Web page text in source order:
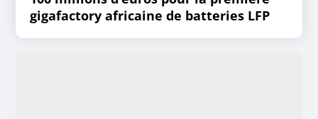
gigafactory africaine de batteries LFP